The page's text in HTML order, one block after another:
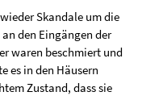
Skandale um die
den Eingängen der
waren beschmiert und
es in den Häusern
Zustand, dass sie